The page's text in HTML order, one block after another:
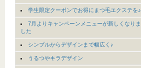
学生限定クーポンでお得にまつ毛エクステを♪
7月よりキャンペーンメニューが新しくなりま
した
シンプルからデザインまで幅広く♪
うるつやキラデザイン